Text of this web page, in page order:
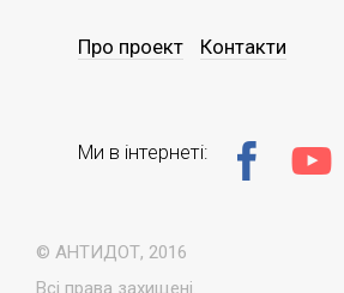
© АНТИДОТ, 2016
Всі права захищені.
Про проект Контакти
Ми в інтернеті: